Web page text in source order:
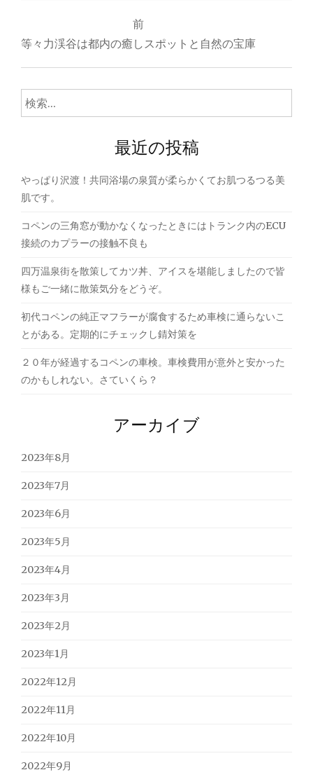
稿
ナ
ビ
ゲ
シ
ョ
ン
前
等々力渓谷は都内の癒しスポットと自然の宝庫
検
索:
最近の投稿
やっぱり沢渡！共同浴場の泉質が柔らかくてお肌つるつる美
肌です。
コペンの三角窓が動かなくなったときにはトランク内のECU
接続のカプラーの接触不良も
四万温泉街を散策してカツ丼、アイスを堪能しましたので皆
様もご一緒に散策気分をどうぞ。
初代コペンの純正マフラーが腐食するため車検に通らないこ
とがある。定期的にチェックし錆対策を
２０年が経過するコペンの車検。車検費用が意外と安かった
のかもしれない。さていくら？
アーカイブ
2023年8月
2023年7月
2023年6月
2023年5月
2023年4月
2023年3月
2023年2月
2023年1月
2022年12月
2022年11月
2022年10月
2022年9月